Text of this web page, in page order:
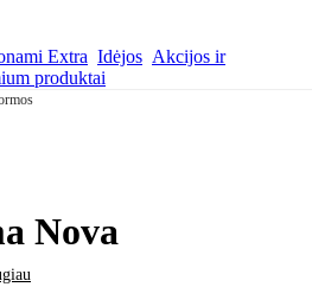
Extra Idėjos Akcijos ir
produktai
Nova